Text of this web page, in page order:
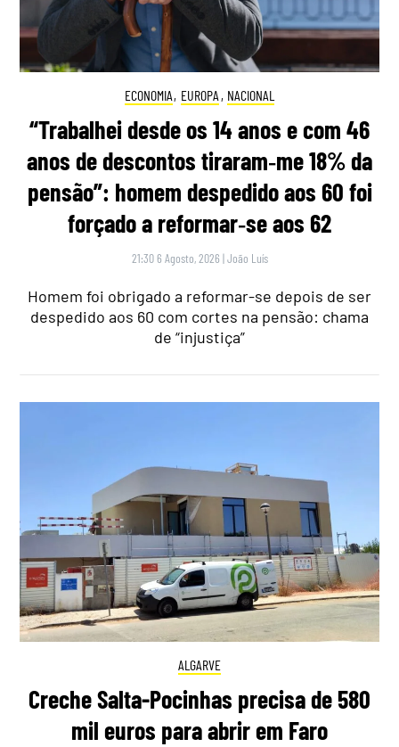
ECONOMIA, EUROPA , NACIONAL
“Trabalhei desde os 14 anos e com 46
anos de descontos tiraram‑me 18% da
pensão”: homem despedido aos 60 foi
forçado a reformar‑se aos 62
21:30 6 Agosto, 2026 |João Luís
Homem foi obrigado a reformar-se depois de ser
despedido aos 60 com cortes na pensão: chama
de “injustiça”
ALGARVE
Creche Salta-Pocinhas precisa de 580
mil euros para abrir em Faro